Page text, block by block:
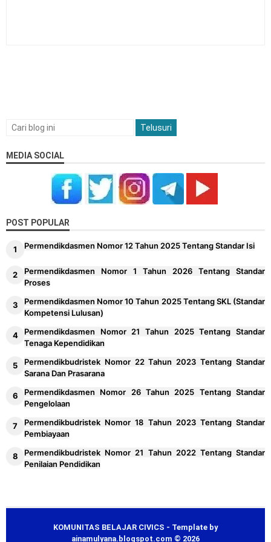
MEDIA SOCIAL
POST POPULAR
Permendikdasmen Nomor 12 Tahun 2025 Tentang Standar Isi
Permendikdasmen Nomor 1 Tahun 2026 Tentang Standar
Proses
Permendikdasmen Nomor 10 Tahun 2025 Tentang SKL (Standar
Kompetensi Lulusan)
Permendikdasmen Nomor 21 Tahun 2025 Tentang Standar
Tenaga Kependidikan
Permendikbudristek Nomor 22 Tahun 2023 Tentang Standar
Sarana Dan Prasarana
Permendikdasmen Nomor 26 Tahun 2025 Tentang Standar
Pengelolaan
Permendikbudristek Nomor 18 Tahun 2023 Tentang Standar
Pembiayaan
Permendikbudristek Nomor 21 Tahun 2022 Tentang Standar
Penilaian Pendidikan
KOMUNITAS BELAJAR CIVICS - Template by
ainamulyana.blogspot.com © 2026